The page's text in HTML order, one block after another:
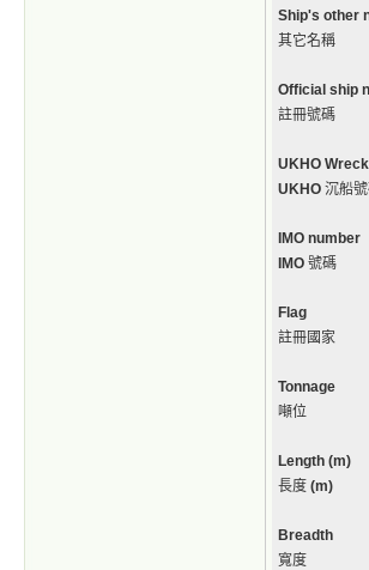
Ship's other
其它名稱
Official ship
註冊號碼
UKHO
UKHO 沉船
IMO number
IMO 號碼
Flag
註冊國家
Tonnage
噸位
Length (m)
長度 (m)
Breadth
寬度